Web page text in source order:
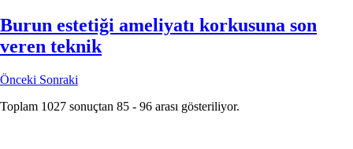
Burun estetiği ameliyatı korkusuna son
veren teknik
Önceki Sonraki
Toplam 1027 sonuçtan 85 - 96 arası gösteriliyor.